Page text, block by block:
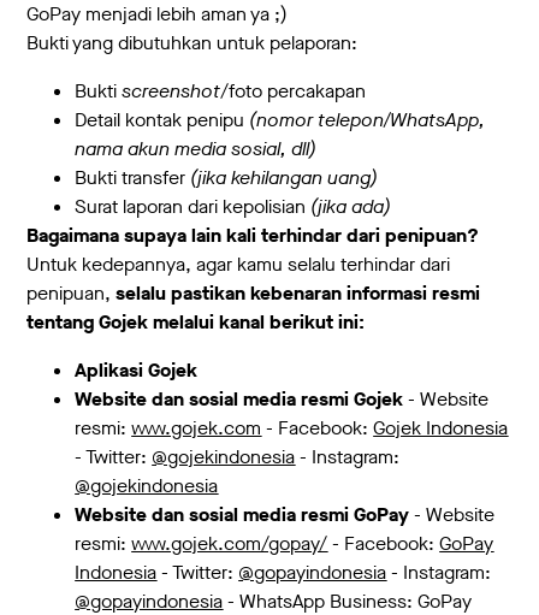
GoPay menjadi lebih aman ya ;)
Bukti yang dibutuhkan untuk pelaporan:
Buktiscreenshot/foto percakapan
Detail kontak penipu (nomor telepon/WhatsApp,
nama akun media sosial, dll)
Bukti transfer (jika kehilangan uang)
Surat laporan dari kepolisian (jika ada)
Bagaimana supaya lain kali terhindar dari penipuan?
Untuk kedepannya, agar kamu selalu terhindar dari
penipuan, selalu pastikan kebenaran informasi resmi
tentang Gojek melalui kanal berikut ini:
Aplikasi Gojek
Website dan sosial media resmi Gojek- Website
resmi:www.gojek.com - Facebook:Gojek Indonesia
- Twitter: @gojekindonesia- Instagram:
@gojekindonesia
Website dan sosial media resmi GoPay- Website
resmi:www.gojek.com/gopay/- Facebook:GoPay
Indonesia- Twitter: @gopayindonesia- Instagram:
@gopayindonesia- WhatsApp Business: GoPay